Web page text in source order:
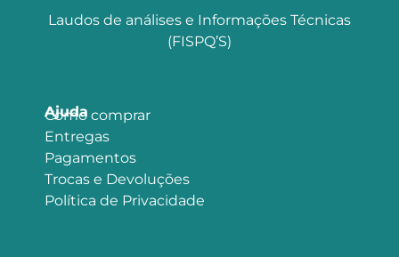
Laudos de análises e Informações Técnicas
(FISPQ’S)
Ajuda
Como comprar
Entregas
Pagamentos
Trocas e Devoluções
Política de Privacidade